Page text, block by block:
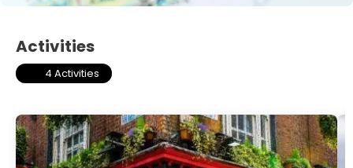
Activities
4 Activities